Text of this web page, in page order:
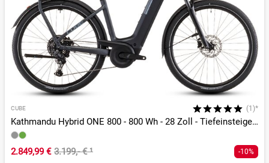
CUBE (1)*
Kathmandu Hybrid ONE 800 - 800 Wh - 28 Zoll - Tiefeinsteiger - 2026
2.849,99 € 3.199,- €¹ -10%